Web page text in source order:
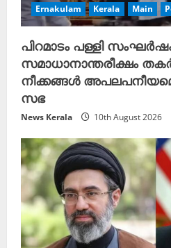
Ernakulam Kerala Main
പിറമാടം പള്ളി
സമാധാനാന്തരീക്ഷം
നീക്കങ്ങൾ
സഭ
News Kerala 10th August 2026